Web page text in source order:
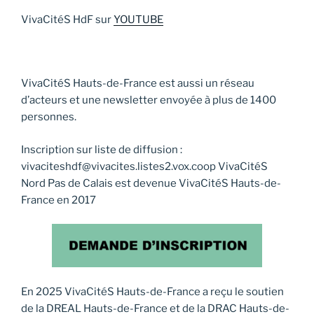
VivaCitéS HdF surYOUTUBE
VivaCitéS Hauts-de-France est aussi un réseau
d’acteurs et une newsletter envoyée à plus de 1400
personnes.
Inscription sur liste de diffusion :
vivaciteshdf@vivacites.listes2.vox.coop VivaCitéS
Nord Pas de Calais est devenue VivaCitéS Hauts-de-
France en 2017
En 2025 VivaCitéS Hauts-de-France a reçu le soutien
de la DREAL Hauts-de-France et de la DRAC Hauts-de-